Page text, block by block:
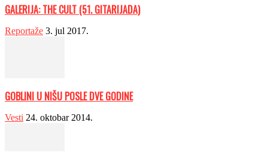
GALERIJA: THE CULT (51. GITARIJADA)
Reportaže 3. jul 2017.
GOBLINI U NIŠU POSLE DVE GODINE
Vesti 24. oktobar 2014.